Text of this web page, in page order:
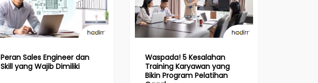
Peran Sales Engineer dan
Skill yang Wajib Dimiliki
Waspada! 5 Kesalahan
Training Karyawan yang
Bikin Program Pelatihan